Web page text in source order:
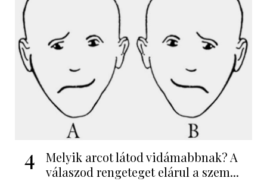
4
Melyik arcot látod vidámabbnak? A
válaszod rengeteget elárul a szem...